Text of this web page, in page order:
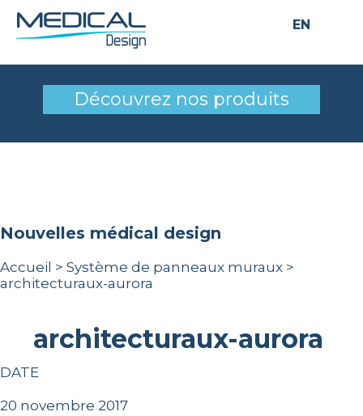
EN
architecturaux-aurora
Découvrez nos produits
nouvelles médical design
Accueil > Système de panneaux muraux >
architecturaux-aurora
architecturaux-aurora
DATE
20 novembre 2017